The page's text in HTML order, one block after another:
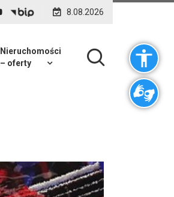
8.08.2026
Nieruchomości
– oferty